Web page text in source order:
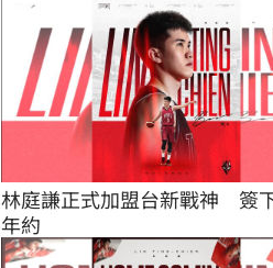
林庭謙正式加盟台新戰神　簽
年約